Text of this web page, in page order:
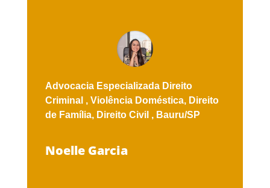
Advocacia Especializada Direito
Criminal , Violência Doméstica, Direito
de Família, Direito Civil , Bauru/SP
Noelle Garcia